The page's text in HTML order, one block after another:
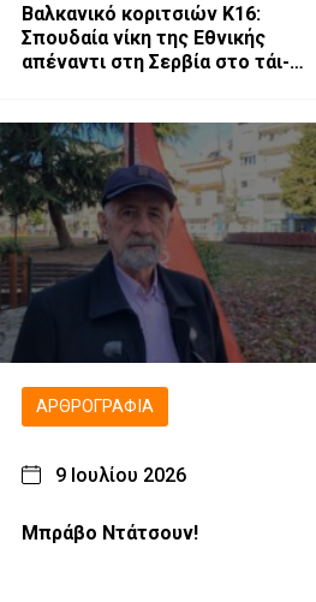
Βαλκανικό κοριτσιών Κ16:
Σπουδαία νίκη της Εθνικής
απέναντι στη Σερβία στο τάι-
ΑΡΘΡΟΓΡΑΦΊΑ
9 Ιουλίου 2026
Μπράβο Ντάτσουν!